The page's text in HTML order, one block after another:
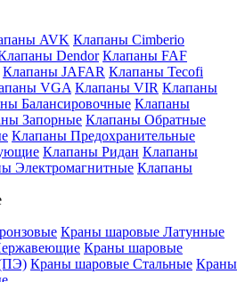
AVK Клапаны Cimberio
Dendor Клапаны FAF
Клапаны JAFAR Клапаны Tecofi
VGA Клапаны VIR Клапаны
Балансировочные Клапаны
Запорные Клапаны Обратные
Клапаны Предохранительные
Клапаны Ридан Клапаны
Электромагнитные Клапаны
Краны шаровые Латунные
Краны шаровые
Краны шаровые Стальные Краны